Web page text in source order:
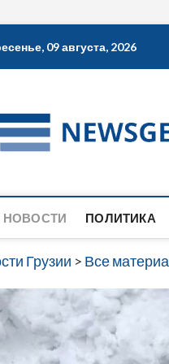
09 августа, 2026
НОВОСТИ ПОЛИТИКА
Грузии > Все